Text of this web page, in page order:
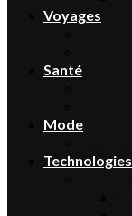
Voyages
Santé
Mode
Technologies